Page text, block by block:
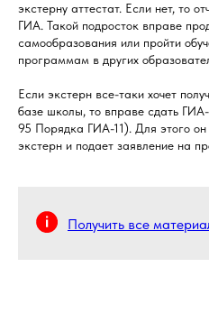
экстерну аттестат. Если нет, то
ГИА. Такой подросток вправе
самообразования или пройти
программам в других
Если экстерн все-таки хочет
базе школы, то вправе сдать
95 Порядка ГИА-11). Для этого
экстерн и подает заявление на
Получить все